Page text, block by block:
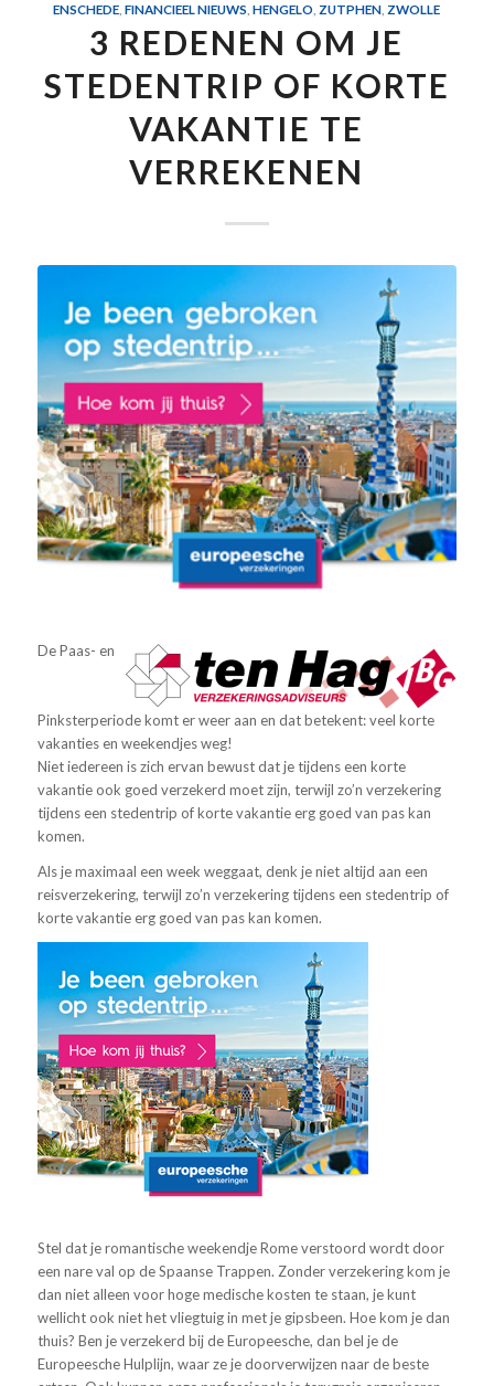
ENSCHEDE ,FINANCIEEL NIEUWS ,HENGELO ZUTPHEN ZWOLLE
3 REDENEN OM JE
STEDENTRIP OF KORTE
VAKANTIE TE
VERREKENEN
De Paas- en
Pinksterperiode komt er weer aan en dat betekent: veel korte
vakanties en weekendjes weg!
Niet iedereen is zich ervan bewust dat je tijdens een korte
vakantie ook goed verzekerd moet zijn, terwijl zo’n verzekering
tijdens een stedentrip of korte vakantie erg goed van pas kan
komen.
Als je maximaal een week weggaat, denk je niet altijd aan een
reisverzekering, terwijl zo’n verzekering tijdens een stedentrip of
korte vakantie erg goed van pas kan komen.
Stel dat je romantische weekendje Rome verstoord wordt door
een nare val op de Spaanse Trappen. Zonder verzekering kom je
dan niet alleen voor hoge medische kosten te staan, je kunt
wellicht ook niet het vliegtuig in met je gipsbeen. Hoe kom je dan
thuis? Ben je verzekerd bij de Europeesche, dan bel je de
Europeesche Hulplijn, waar ze je doorverwijzen naar de beste